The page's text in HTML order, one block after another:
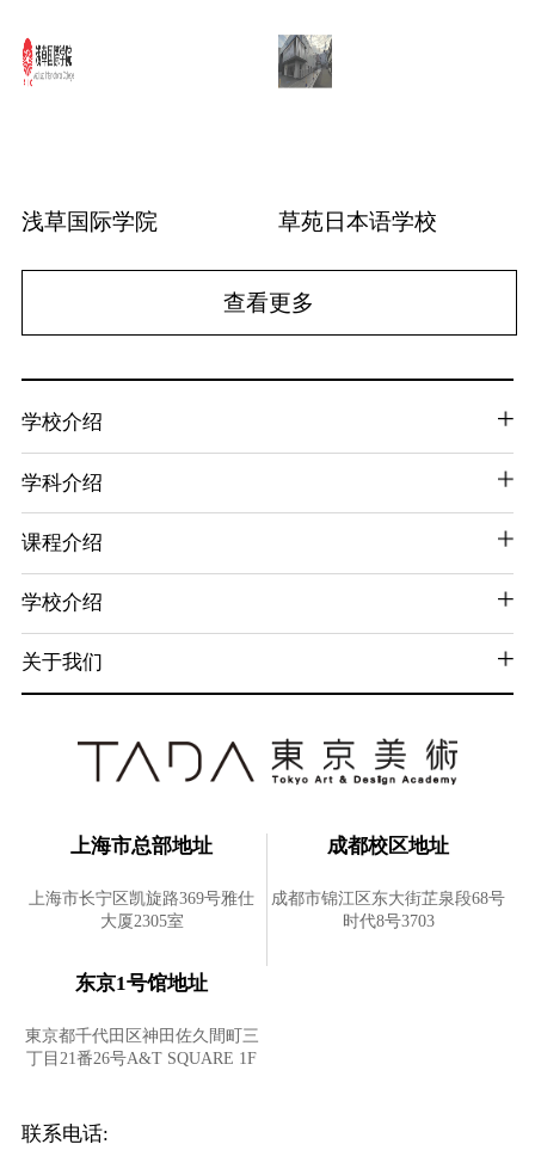
浅草国际学院 草苑日本语学校
查看更多
学校介绍
学科介绍
课程介绍
学校介绍
关于我们
上海市总部地址
上海市长宁区凯旋路369号雅仕
大厦2305室
成都校区地址
成都市锦江区东大街芷泉段68号
时代8号3703
东京1号馆地址
東京都千代田区神田佐久間町三
丁目21番26号A&T SQUARE 1F
联系电话: